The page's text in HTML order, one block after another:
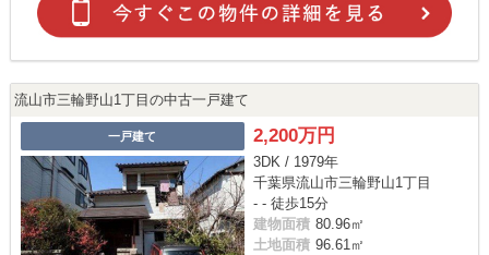
流山市三輪野山1丁目の中古一戸建て
一戸建て 2,200万円
3DK / 1979年
千葉県流山市三輪野山1丁目
- - 徒歩15分
建物面積 80.96㎡
土地面積 96.61㎡